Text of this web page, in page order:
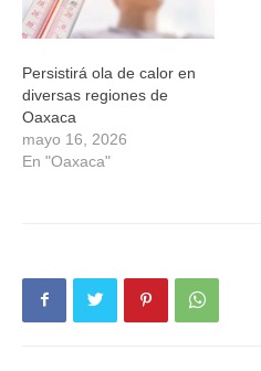
Persistirá ola de calor en
diversas regiones de
Oaxaca
mayo 16, 2026
En "Oaxaca"